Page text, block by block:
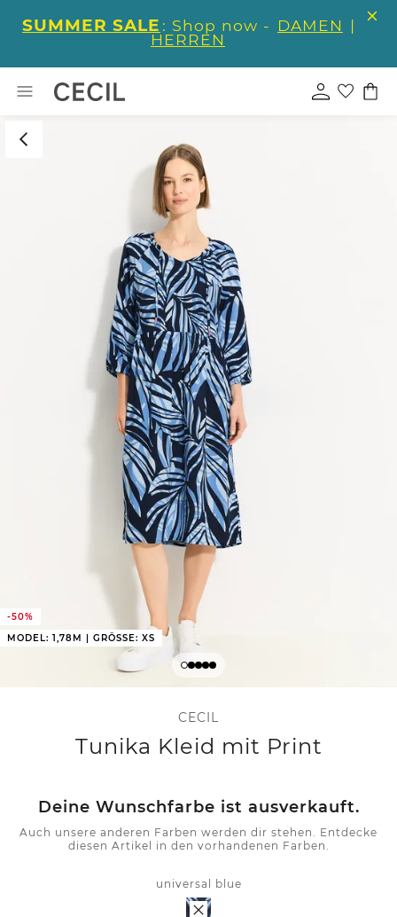
SUMMER SALE : Shop now - DAMEN |
HERREN
-50%
MODEL: 1,78M | GRÖSSE: XS
CECIL
Tunika Kleid mit Print
Deine Wunschfarbe ist ausverkauft.
Auch unsere anderen Farben werden dir stehen. Entdecke
diesen Artikel in den vorhandenen Farben.
universal blue